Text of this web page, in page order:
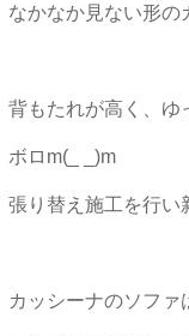
なかなか見ない形の
背もたれが高く、ゆ
ボロm(_ _)m
張り替え施工を行い
カッシーナのソファ